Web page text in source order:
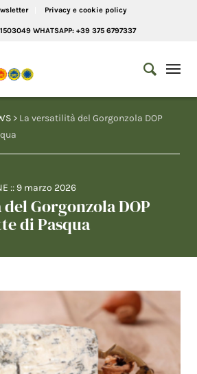
Privacy e cookie policy
WHATSAPP: +39 375 6797337
> La versatilità del Gorgonzola DOP
:: 9 marzo 2026
Gorgonzola DOP
di Pasqua